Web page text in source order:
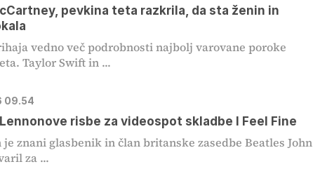
pevkina teta razkrila, da sta ženin in
vedno več podrobnosti najbolj varovane poroke
Taylor Swift in ...
09.54
risbe za videospot skladbe I Feel Fine
znani glasbenik in član britanske zasedbe Beatles John
za ...